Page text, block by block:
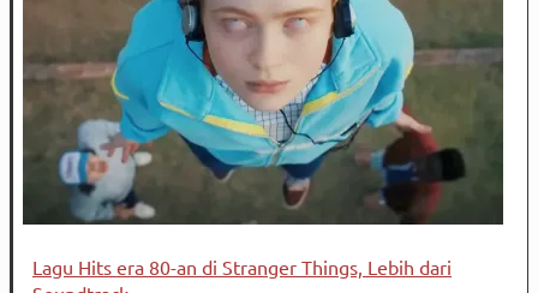
Lagu Hits era 80-an di Stranger Things, Lebih dari